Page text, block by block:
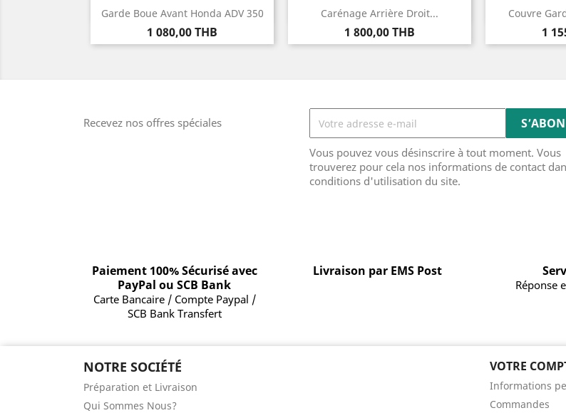
Garde Boue Avant Honda ADV 350
Prix
1 080,00 THB
Aperçu rapide Carénage Arrière Droit...
Prix
1 800,00 THB
Aperçu rapide Couvre
Prix
1

Recevez nos offres spéciales
Vous pouvez vous désinscrire à tout moment. Vous
trouverez pour cela nos informations de contact
conditions d'utilisation du site.
Paiement 100% Sécurisé avec
PayPal ou SCB Bank
Carte Bancaire / Compte Paypal /
SCB Bank Transfert
Livraison par EMS Post
Réponse
NOTRE SOCIÉTÉ
Préparation et Livraison
Qui Sommes Nous?
VOTRE
Informations
Commandes